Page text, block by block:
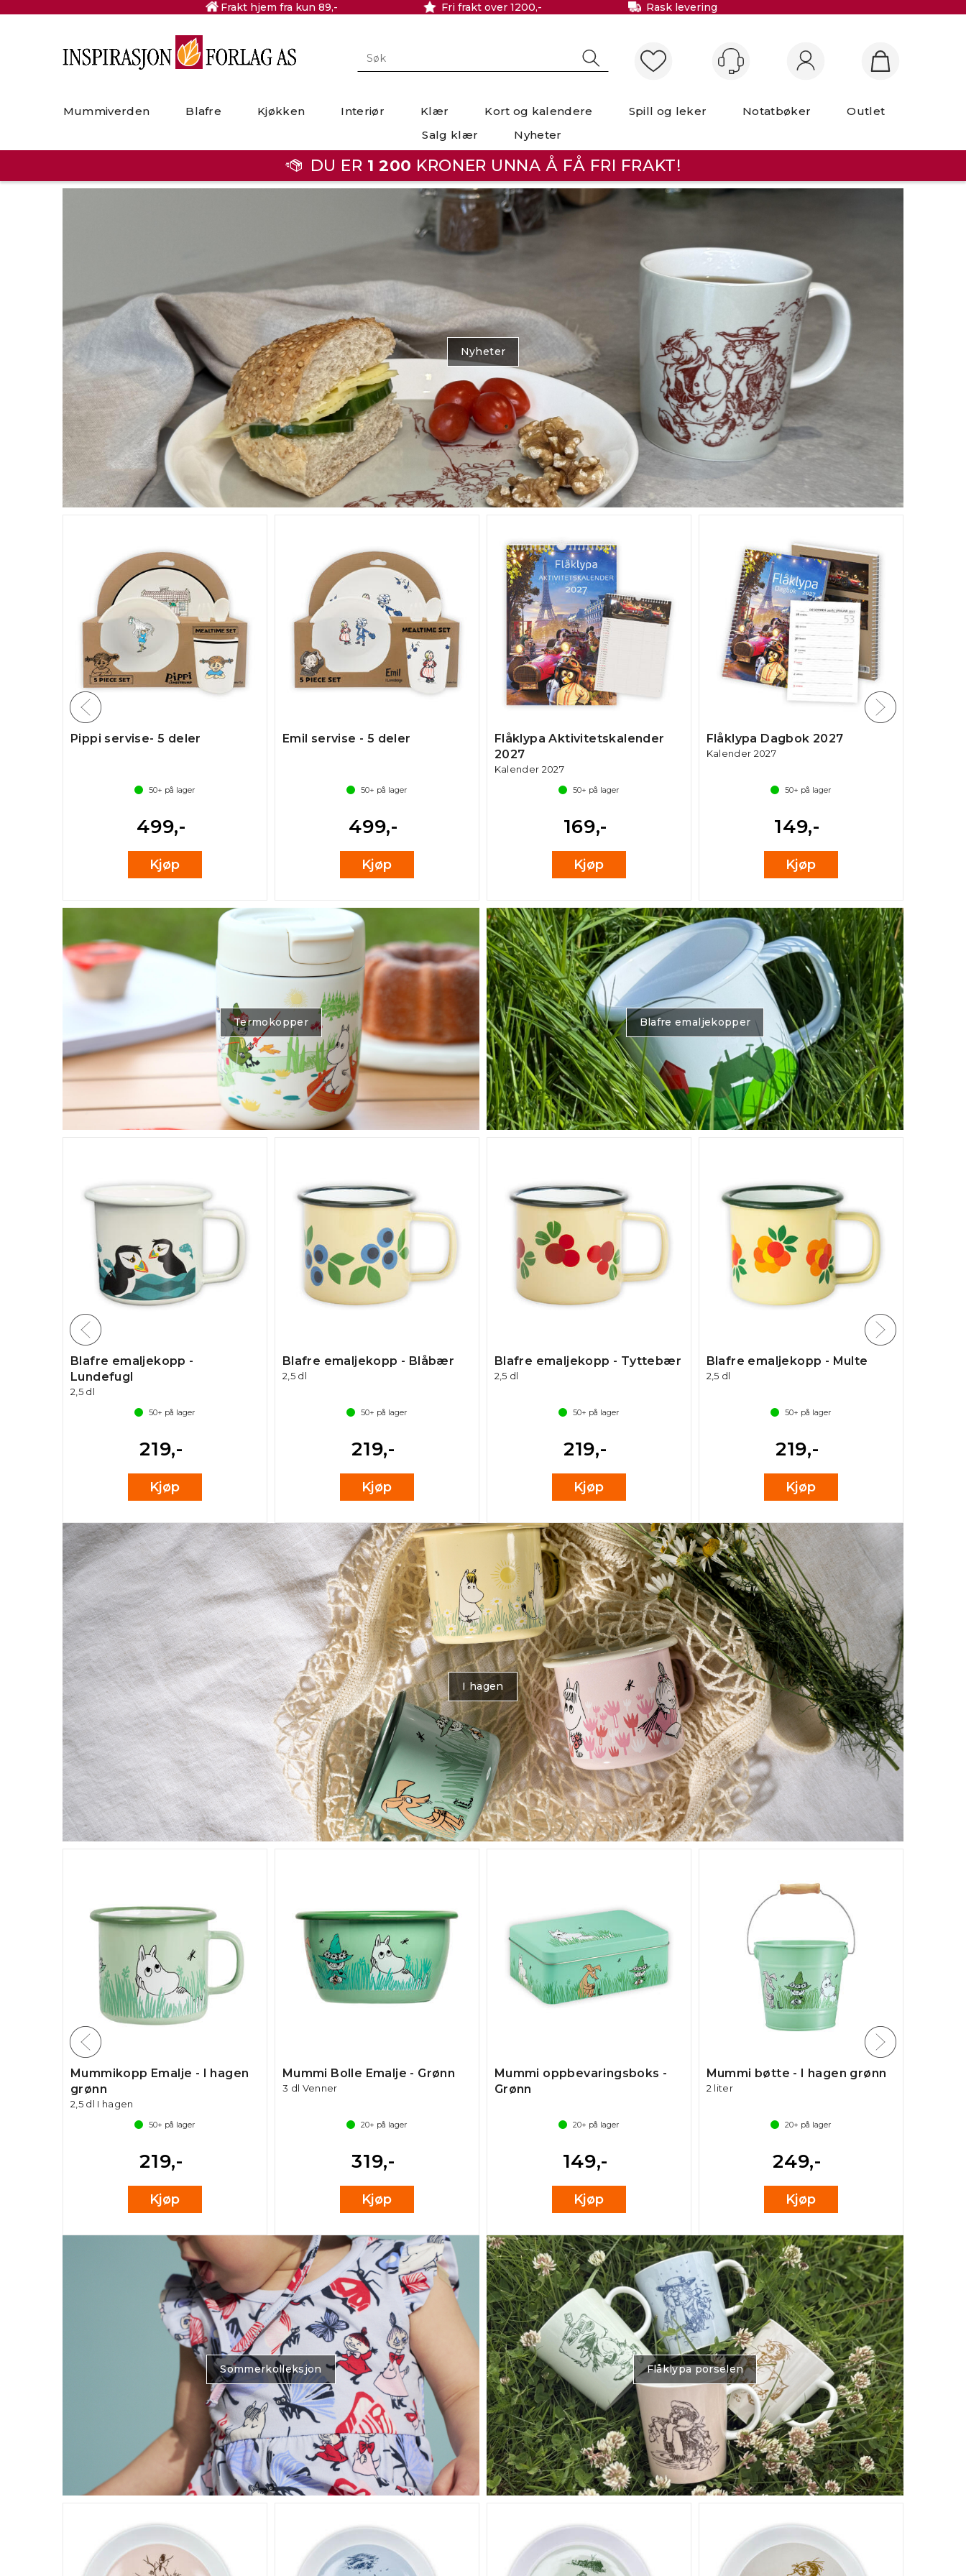
Frakt hjem fra kun 89,- Fri frakt over 1200,- Rask levering
Mummiverden Blafre Kjøkken Interiør Klær Kort og kalendere Spill og leker Notatbøker
Outlet
Salg klær
Nyheter
DU ER 1 200 KRONER UNNA Å FÅ FRI FRAKT!
Nyheter
Pippi servise- 5 deler
50+ på lager
499,-
Kjøp
Emil servise - 5 deler
50+ på lager
499,-
Kjøp
Flåklypa Aktivitetskalender
2027
Kalender 2027
50+ på lager
169,-
Kjøp
Flåklypa Dagbok 2027
Kalender 2027
50+ på lager
149,-
Kjøp
Termokopper Blafre emaljekopper
Blafre emaljekopp -
Lundefugl
2,5 dl
50+ på lager
219,-
Kjøp
Blafre emaljekopp - Blåbær
2,5 dl
50+ på lager
219,-
Kjøp
Blafre emaljekopp - Tyttebær
2,5 dl
50+ på lager
219,-
Kjøp
Blafre emaljekopp - Multe
2,5 dl
50+ på lager
219,-
Kjøp
I hagen
Mummikopp Emalje - I hagen
grønn
2,5 dl I hagen
50+ på lager
219,-
Kjøp
Mummi Bolle Emalje - Grønn
3 dl Venner
20+ på lager
319,-
Kjøp
Mummi oppbevaringsboks -
Grønn
20+ på lager
149,-
Kjøp
Mummi bøtte - I hagen grønn
2 liter
20+ på lager
249,-
Kjøp
Sommerkolleksjon Flåklypa porselen